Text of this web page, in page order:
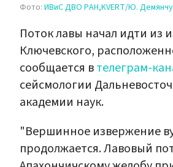
Фото: ИВиС ДВО РАН,KVERT/Ю.
Поток лавы начал идти из
Ключевского,
сообщается втелеграм-
сейсмологии
академии наук.
"Вершинное извержение
продолжается. Лавовый